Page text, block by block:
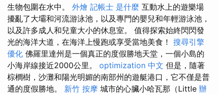
生物包圍在水中。 外燴 記帳士 是什麼 互動水上的遊樂場
擾亂了大壩和河流游泳池，以及專門的嬰兒和年輕游泳池，
以及許多成人和兒童大小的休息室。 值得探索始終閃閃發
光的海洋大道，在海洋上慢跑或享受當地美食！ 搜尋引擎
優化 佛羅里達州是一個真正的度假勝地天堂，一個小島的
小海岸線接近2000公里。 optimization 中文 但是，隨著
棕櫚樹，沙灘和陽光明媚的南部州的遊艇港口，它不僅是普
通的度假勝地。 新竹 按摩 城市的心臟小哈瓦那（Little 辦